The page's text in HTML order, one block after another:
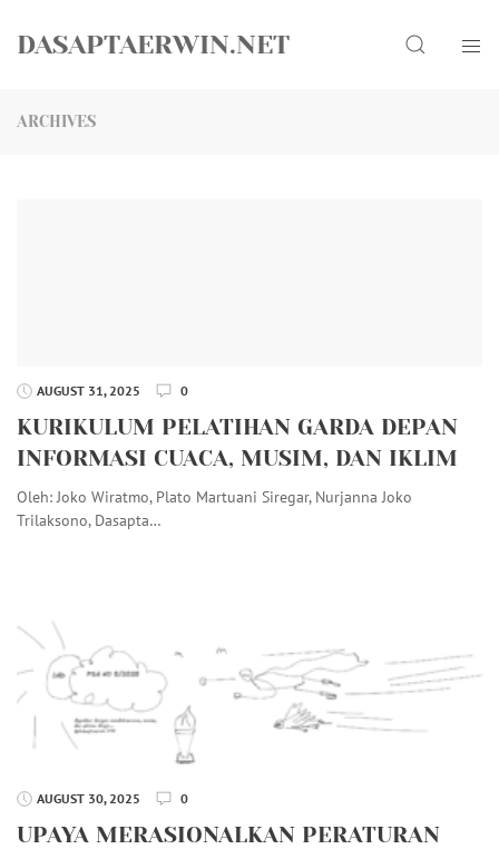
DASAPTAERWIN.NET Search
ARCHIVES
AUGUST 31, 2025 0
KURIKULUM PELATIHAN GARDA DEPAN
INFORMASI CUACA, MUSIM, DAN IKLIM
Oleh: Joko Wiratmo, Plato Martuani Siregar, Nurjanna Joko
Trilaksono, Dasapta…
AUGUST 30, 2025 0
UPAYA MERASIONALKAN PERATURAN